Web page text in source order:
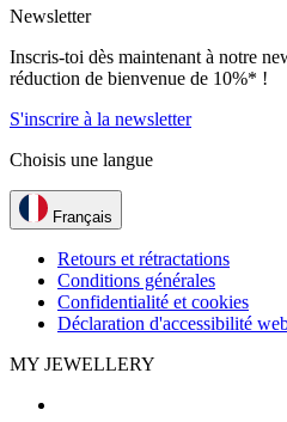
Newsletter
Inscris-toi dès maintenant à notre
réduction de bienvenue de 10%* !
S'inscrire à la newsletter
Choisis une langue
Français
Retours et rétractations
Conditions générales
Confidentialité et cookies
Déclaration d'accessibilité
MY JEWELLERY